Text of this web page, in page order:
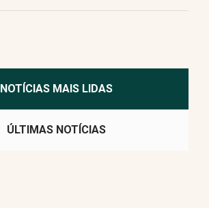
NOTÍCIAS MAIS LIDAS
ÚLTIMAS NOTÍCIAS